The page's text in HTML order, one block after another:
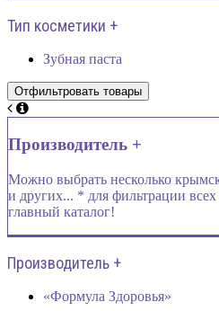
Тип косметики +
Зубная паста
Производитель +
Можно выбрать несколько
и других... * для фильтрации
главный каталог!
Производитель +
«Формула Здоровья»